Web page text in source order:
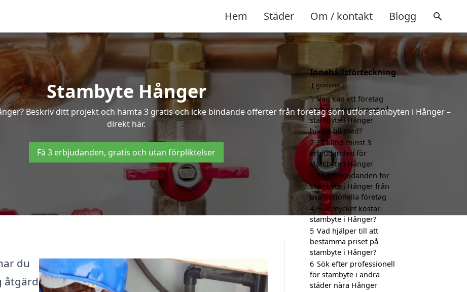
Hem Städer Om / kontakt Blogg
Stambyte Hånger
Beskriv ditt projekt och hämta 3 gratis och icke bindande offerter från företag som utför stambyten i Hånger –
direkt här.
Få 3 erbjudanden, gratis och utan förpliktelser
du
åtgärd
Innehållsförteckning
gömma
1 Vad kan ett företag
som är specialiserat på
stambyte i Hånger
hjälpa till med?
2 Få alltid minst 3
erbjudanden för
stambyte i Hånger
3 Få 3 erbjudanden för
stambyte i Hånger från
professionella företag
4 Hur mycket kostar
stambyte i Hånger?
5 Vad hjälper till att
bestämma priset på
stambyte i Hånger?
6 Sök efter professionell
för stambyte i andra
städer nära Hånger